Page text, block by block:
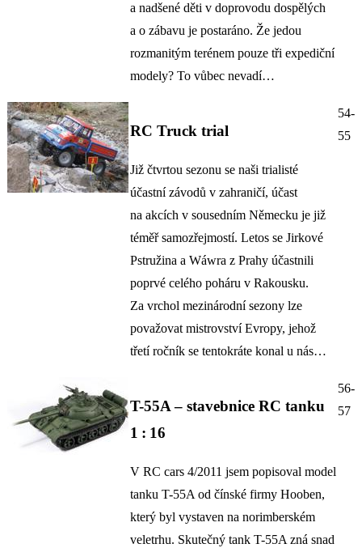
a nadšené děti v doprovodu dospělých
a o zábavu je postaráno. Že jedou
rozmanitým terénem pouze tři expediční
modely? To vůbec nevadí…
RC Truck trial
Již čtvrtou sezonu se naši trialisté
účastní závodů v zahraničí, účast
na akcích v sousedním Německu je již
téměř samozřejmostí. Letos se Jirkové
Pstružina a Wáwra z Prahy účastnili
poprvé celého poháru v Rakousku.
Za vrchol mezinárodní sezony lze
považovat mistrovství Evropy, jehož
třetí ročník se tentokráte konal u nás…
54-
55
T-55A – stavebnice RC tanku
1 : 16
V RC cars 4/2011 jsem popisoval model
tanku T-55A od čínské firmy Hooben,
který byl vystaven na norimberském
veletrhu. Skutečný tank T-55A zná snad
56-
57